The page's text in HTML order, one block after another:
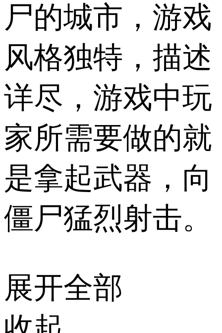
尸的城市，游戏
风格独特，描述
详尽，游戏中玩
家所需要做的就
是拿起武器，向
僵尸猛烈射击。
展开全部